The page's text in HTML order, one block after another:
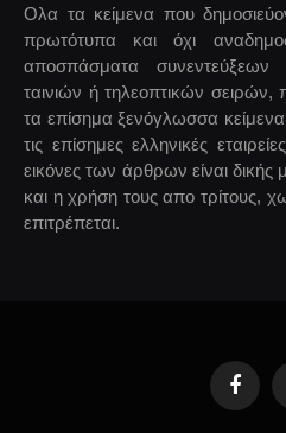
Ολα τα κείμενα που
πρωτότυπα και όχι
αποσπάσματα συνεντεύξεων
ταινιών ή τηλεοπτικών
τα επίσημα ξενόγλωσσα
τις επίσημες ελληνικές
εικόνες των άρθρων είναι δικής
και η χρήση τους απο τρίτους,
επιτρέπεται.